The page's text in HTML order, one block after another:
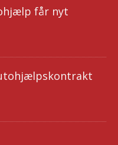
får nyt